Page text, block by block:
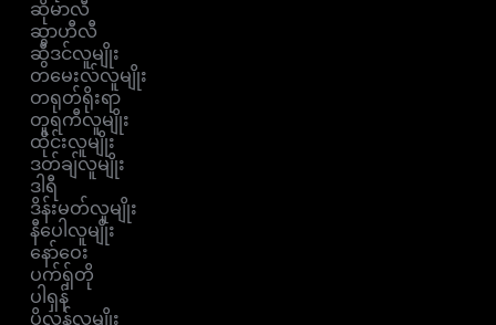
ဆိုမာလီ
ဆွာဟီလီ
ဆွီဒင်လူမျိုး
တမေးလ်လူမျိုး
တရုတ်ရိုးရာ
တူရကီလူမျိုး
ထိုင်းလူမျိုး
ဒတ်ချ်လူမျိုး
ဒါရီ
ဒိန်းမတ်လူမျိုး
နီပေါလူမျိုး
နော်ဝေး
ပက်ရှ်တို
ပါရှန်
ပိုလန်လူမျိုး